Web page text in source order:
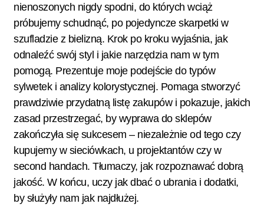
nienoszonych nigdy spodni, do których wciąż
próbujemy schudnąć, po pojedyncze skarpetki w
szufladzie z bielizną. Krok po kroku wyjaśnia, jak
odnaleźć swój styl i jakie narzędzia nam w tym
pomogą. Prezentuje moje podejście do typów
sylwetek i analizy kolorystycznej. Pomaga stworzyć
prawdziwie przydatną listę zakupów i pokazuje, jakich
zasad przestrzegać, by wyprawa do sklepów
zakończyła się sukcesem – niezależnie od tego czy
kupujemy w sieciówkach, u projektantów czy w
second handach. Tłumaczy, jak rozpoznawać dobrą
jakość. W końcu, uczy jak dbać o ubrania i dodatki,
by służyły nam jak najdłużej.